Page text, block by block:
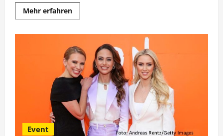
Mehr erfahrenMehr
Informationen
Realitystars”:
Neue
Bewohner
und
neue
Dramen
am
Promi-
Strand
Event